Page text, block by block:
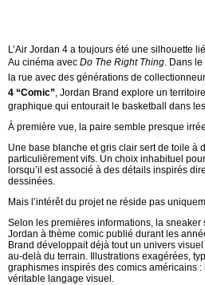
L’Air Jordan 4 a toujours été une silhouette
Au cinéma avec Do The Right Thing . Dans
la rue avec des générations de
4 “Comic” , Jordan Brand explore un
graphique qui entourait le basketball dans
À première vue, la paire semble presque
Une base blanche et gris clair sert de toile à
particulièrement vifs. Un choix inhabituel
lorsqu’il est associé à des détails inspirés
dessinées.
Mais l’intérêt du projet ne réside pas
Selon les premières informations, la sneaker
Jordan à thème comic publié durant les
Brand développait déjà tout un univers
au-delà du terrain. Illustrations exagérées,
graphismes inspirés des comics américains
véritable langage visuel.